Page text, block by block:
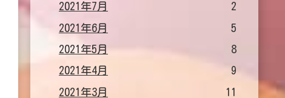
2021年7月
2
2021年6月
5
2021年5月
8
2021年4月
9
2021年3月
11